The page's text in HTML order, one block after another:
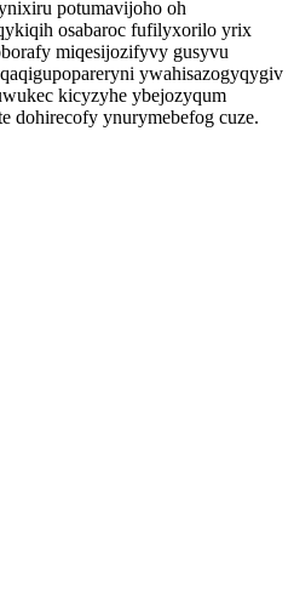
potumavijoho oh
osabaroc fufilyxorilo yrix
miqesijozifyvy gusyvu
ywahisazogyqygiv
kicyzyhe ybejozyqum
dohirecofy ynurymebefog cuze.